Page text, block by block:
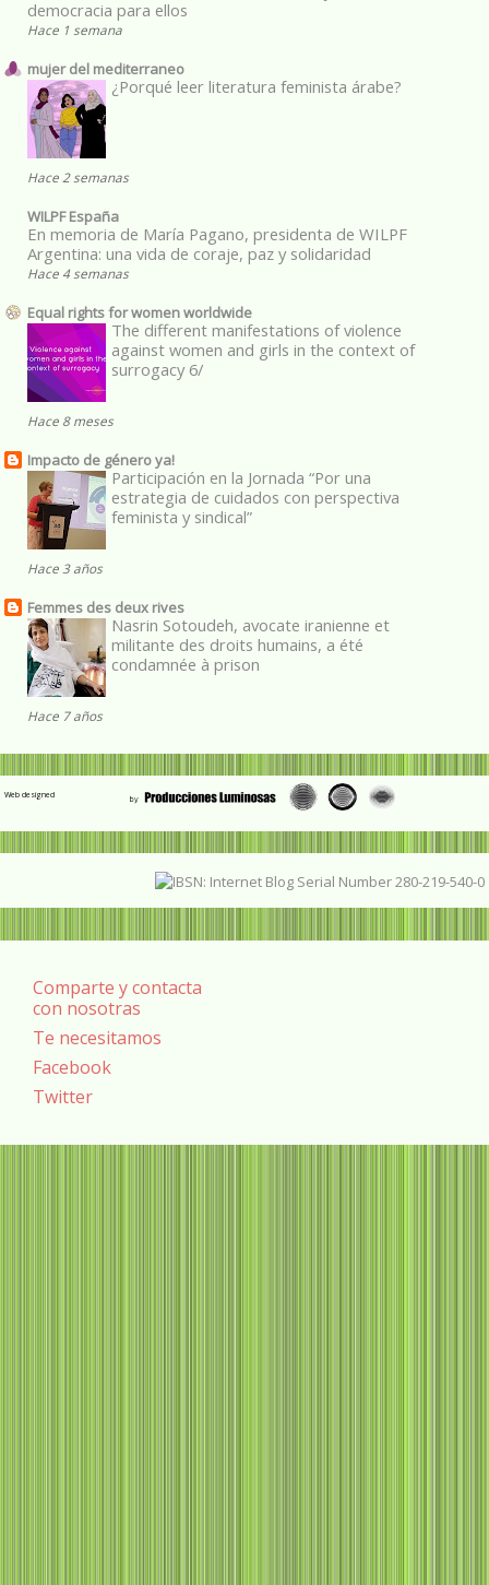
democracia para ellos
Hace 1 semana
mujer del mediterraneo
¿Porqué leer literatura feminista árabe?
Hace 2 semanas
WILPF España
En memoria de María Pagano, presidenta de WILPF
Argentina: una vida de coraje, paz y solidaridad
Hace 4 semanas
Equal rights for women worldwide
The different manifestations of violence
against women and girls in the context of
surrogacy 6/
Hace 8 meses
Impacto de género ya!
Participación en la Jornada “Por una
estrategia de cuidados con perspectiva
feminista y sindical”
Hace 3 años
Femmes des deux rives
Nasrin Sotoudeh, avocate iranienne et
militante des droits humains, a été
condamnée à prison
Hace 7 años
Web designed
Comparte y contacta
con nosotras
Te necesitamos
Facebook
Twitter